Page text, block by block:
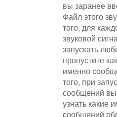
вы заранее
Файл этого
того, для
звуковой
запускать
пропустите
именно
того, при
сообщений вы
узнать какие
сообщений